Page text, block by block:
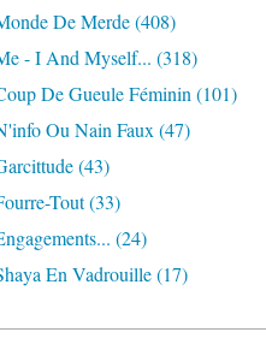
De Merde(408)
- I And Myself... (318)
De Gueule Féminin (101)
Ou Nain Faux (47)
(43)
Tout(33)
(24)
En Vadrouille(17)